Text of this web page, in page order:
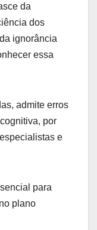
da
dos
ignorância
essa
admite erros
por
e
para
plano